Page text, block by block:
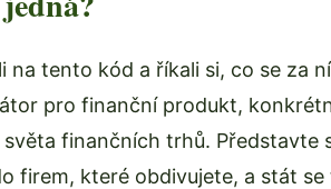
tento kód a říkali si, co se za
pro finanční produkt,
finančních trhů. Představte
firem, které obdivujete, a stát se